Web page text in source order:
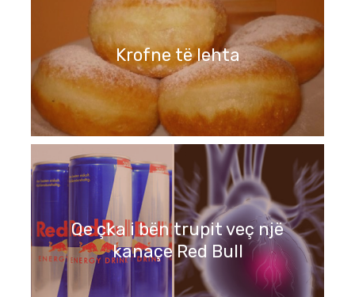
Krofne të lehta
Qe çka i bën trupit veç një
kanaçe Red Bull